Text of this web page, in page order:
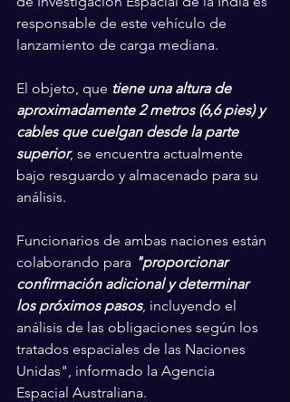
responsable de este vehículo de
lanzamiento de carga mediana.
El objeto, que tiene una altura de
aproximadamente 2 metros (6,6 pies) y
cables que cuelgan desde la parte
superior, se encuentra actualmente
bajo resguardo y almacenado para su
análisis.
Funcionarios de ambas naciones están
colaborando para "proporcionar
confirmación adicional y determinar
los próximos pasos, incluyendo el
análisis de las obligaciones según los
tratados espaciales de las Naciones
Unidas", informado la Agencia
Espacial Australiana.